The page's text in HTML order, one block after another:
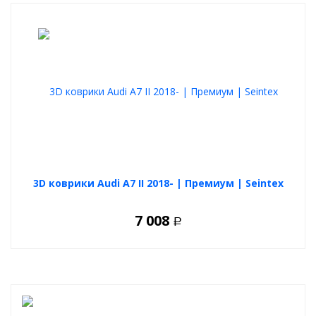
дефлекторам, в части избавления от жидкости с ветрового
внешний вид авто сбоку не меняется( т.е не портится)
защита от воды с лобового стекла
просты в установке
больше никаких потеков
3D коврики Audi A7 II 2018- | Премиум | Seintex
7 008 Р